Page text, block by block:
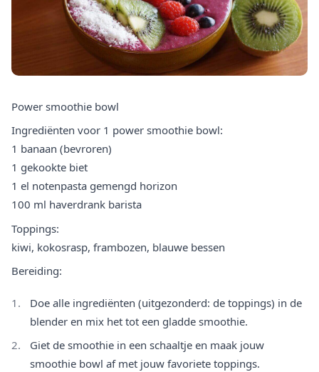
Power smoothie bowl
Ingrediënten voor 1 power smoothie bowl:
1 banaan (bevroren)
1 gekookte biet
1 el notenpasta gemengd horizon
100 ml haverdrank barista
Toppings:
kiwi, kokosrasp, frambozen, blauwe bessen
Bereiding:
Doe alle ingrediënten (uitgezonderd: de toppings) in de
blender en mix het tot een gladde smoothie.
Giet de smoothie in een schaaltje en maak jouw
smoothie bowl af met jouw favoriete toppings.